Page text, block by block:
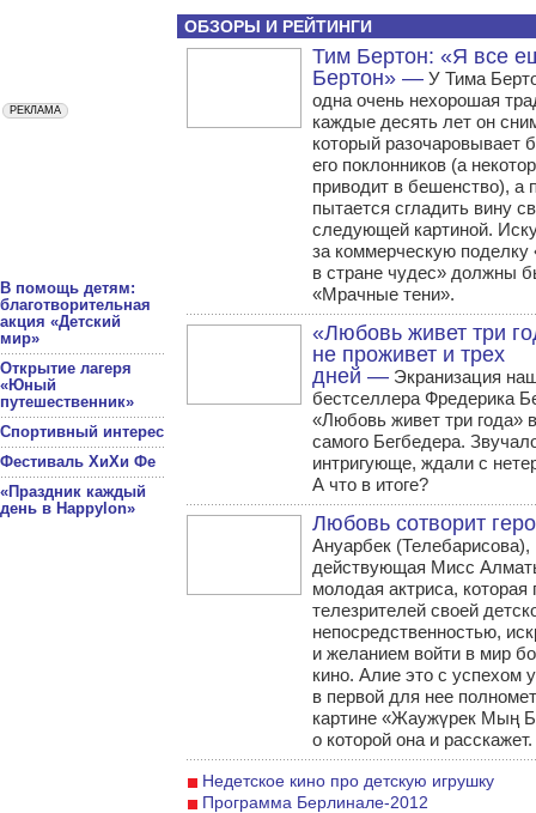
В помощь детям:
благотворительная
акция «Детский
мир»
Открытие лагеря
«Юный
путешественник»
Спортивный интерес
Фестиваль ХиХи Фе
«Праздник каждый
день в Happylon»
ОБЗОРЫ И РЕЙТИНГИ
Тим Бертон: «Я все
Бертон» — У Тима
одна очень нехорошая
каждые десять лет он
который разочаровывает
его поклонников (а
приводит в бешенство), а
пытается сгладить вину
следующей картиной.
за коммерческую поделку
в стране чудес» должны
«Мрачные тени».
«Любовь живет три
не проживет и трех
дней — Экранизация
бестселлера Фредерика
«Любовь живет три года»
самого Бегбедера.
интригующе, ждали с
А что в итоге?
Любовь сотворит
Ануарбек (Телебарисова),
действующая Мисс
молодая актриса, которая
телезрителей своей
непосредственностью,
и желанием войти в мир
кино. Алие это с успехом
в первой для нее
картине «Жаужүрек Мың
о которой она и расскажет.
Недетское кино про детскую игрушку
Программа Берлинале-2012